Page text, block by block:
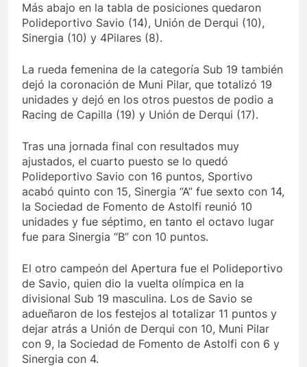
Más abajo en la tabla de posiciones quedaron
Polideportivo Savio (14), Unión de Derqui (10),
Sinergia (10) y 4Pilares (8).
La rueda femenina de la categoría Sub 19 también
dejó la coronación de Muni Pilar, que totalizó 19
unidades y dejó en los otros puestos de podio a
Racing de Capilla (19) y Unión de Derqui (17).
Tras una jornada final con resultados muy
ajustados, el cuarto puesto se lo quedó
Polideportivo Savio con 16 puntos, Sportivo
acabó quinto con 15, Sinergia “A” fue sexto con 14,
la Sociedad de Fomento de Astolfi reunió 10
unidades y fue séptimo, en tanto el octavo lugar
fue para Sinergia “B” con 10 puntos.
El otro campeón del Apertura fue el Polideportivo
de Savio, quien dio la vuelta olímpica en la
divisional Sub 19 masculina. Los de Savio se
adueñaron de los festejos al totalizar 11 puntos y
dejar atrás a Unión de Derqui con 10, Muni Pilar
con 9, la Sociedad de Fomento de Astolfi con 6 y
Sinergia con 4.